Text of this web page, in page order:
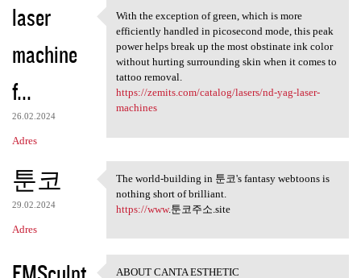
laser
machine
f...
26.02.2024
Adres
With the exception of green,
With the exception of green, which is more
efficiently handled in picosecond mode, this peak
power helps break up the most obstinate ink color
without hurting surrounding skin when it comes to
tattoo removal.
https://zemits.com/catalog/lasers/nd-yag-laser-
machines
툰코
29.02.2024
Adres
The world-building in 툰코's
The world-building in 툰코's fantasy webtoons is
nothing short of brilliant.
https://www.툰코주소.site
ABOUT CANTA ESTHETIC